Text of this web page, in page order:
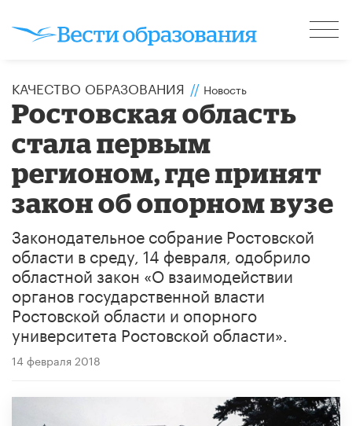
КАЧЕСТВО ОБРАЗОВАНИЯ // Новость
Ростовская область
стала первым
регионом, где принят
закон об опорном вузе
Законодательное собрание Ростовской
области в среду, 14 февраля, одобрило
областной закон «О взаимодействии
органов государственной власти
Ростовской области и опорного
университета Ростовской области».
14 февраля 2018